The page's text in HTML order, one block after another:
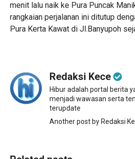
menit lalu naik ke Pura Puncak
rangkaian perjalanan ini ditutup
Pura Kerta Kawat di Jl.Banyupoh
Redaksi Kece
Hibur adalah portal berita
menjadi wawasan serta
terupdate
Another post by Redaksi